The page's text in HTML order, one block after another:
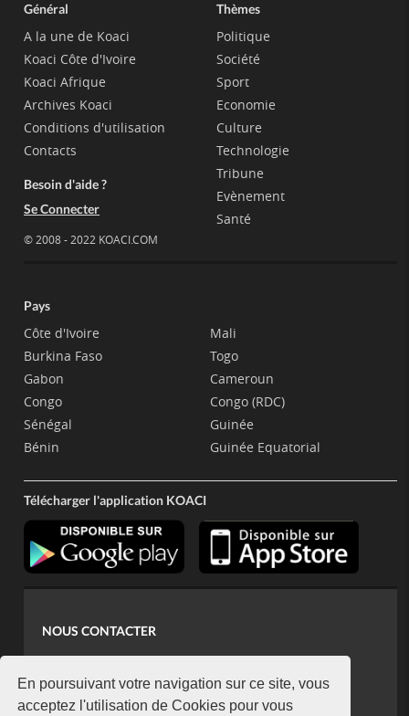
En poursuivant votre navigation sur ce site, vous
acceptez l'utilisation de Cookies pour vous
Général
A la une de Koaci
Koaci Côte d'Ivoire
Koaci Afrique
Archives Koaci
Conditions d'utilisation
Contacts
Besoin d'aide ?
Se Connecter
© 2008 - 2022 KOACI.COM
Thèmes
Politique
Société
Sport
Economie
Culture
Technologie
Tribune
Evènement
Santé
Pays
Côte d'Ivoire
Burkina Faso
Gabon
Congo
Sénégal
Bénin
Mali
Togo
Cameroun
Congo (RDC)
Guinée
Guinée Equatorial
Télécharger l'application KOACI
NOUS CONTACTER
koaci@yahoo.fr
+225 07 08 85 52 93